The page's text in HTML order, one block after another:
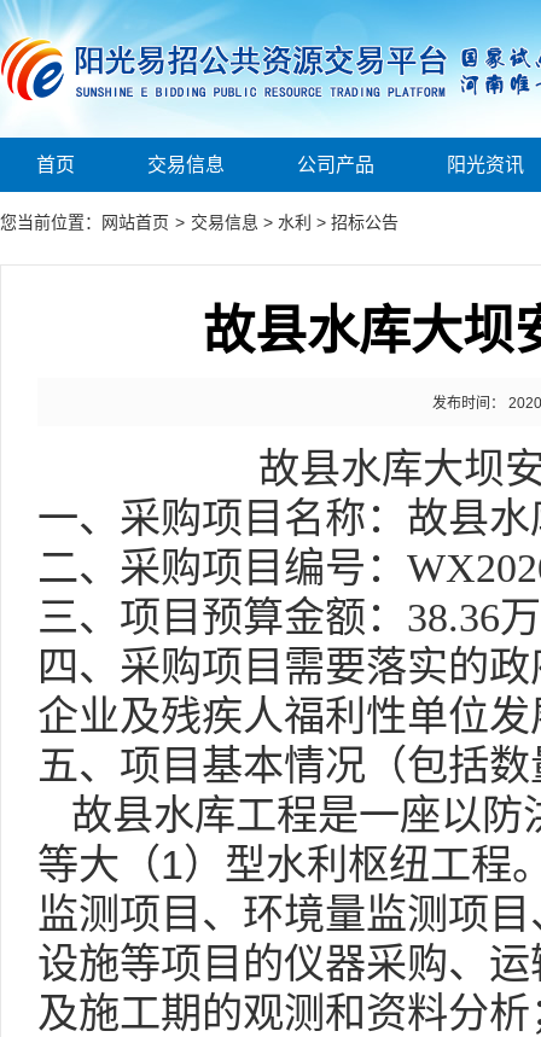
首页 交易信息 公司产品 阳光资讯
您当前位置： 网站首页 > 交易信息 > 水利 > 招标公告
故县水库大坝
发布时间：
故县水库大坝
一、采购项目名称：故县
二、采购项目编号：
三、项目预算金额： 38.36
四、采购项目需要落实的
企业及残疾人福利性单位
五、项目基本情况（包括
故县水库工程是一座以
等大（1）型水利枢纽工程
监测项目、环境量监测项
设施等项目的仪器采购、
及施工期的观测和资料分